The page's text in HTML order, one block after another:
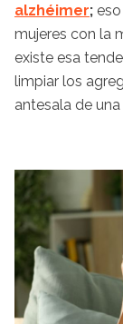
alzhéimer;
mujeres con la
existe esa
limpiar los
antesala de